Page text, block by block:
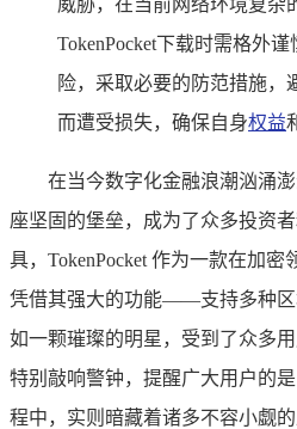
TokenPocket下载时需格外
险，采取必要的防范措施，
而遭受损失，确保自身权益
在当今数字化金融浪潮汹涌
座坚固的堡垒，成为了众多投资
具，TokenPocket 作为一款在加密
凭借其强大的功能——支持多种区
如一颗璀璨的明星，受到了众多
特别敲响警钟，提醒广大用户的是
程中，实则暗藏着诸多不容小觑的